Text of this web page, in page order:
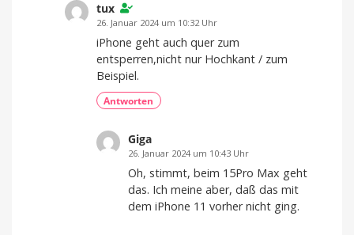
tux
26. Januar 2024 um 10:32 Uhr
iPhone geht auch quer zum
entsperren,nicht nur Hochkant / zum
Beispiel.
Antworten
Giga
26. Januar 2024 um 10:43 Uhr
Oh, stimmt, beim 15Pro Max geht
das. Ich meine aber, daß das mit
dem iPhone 11 vorher nicht ging.